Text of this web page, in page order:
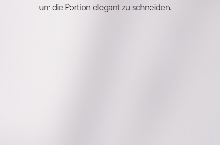
um die Portion elegant zu schneiden.